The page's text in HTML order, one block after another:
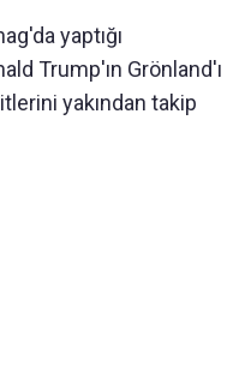
yaptığı
Trump'ın Grönland'ı
yakından takip